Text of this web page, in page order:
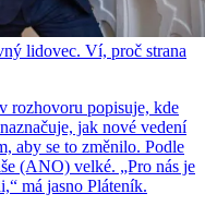
lidovec. Ví, proč strana
rozhovoru popisuje, kde
jak nové vedení
aby se to změnilo. Podle
(ANO) velké. „Pro nás je
má jasno Pláteník.